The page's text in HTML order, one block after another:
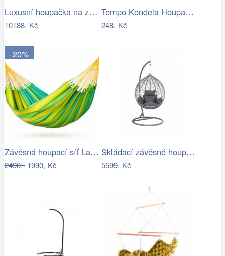
Luxusní houpačka na zahradu - VGD
10188,-Kč
Tempo Kondela Houpací síť ATIKA NEW TYP…
248,-Kč
- 20%
Závěsná houpací síť La Siesta SONRISA -…
2490,-1990,-Kč
Skládací závěsné houpací křeslo…
5599,-Kč